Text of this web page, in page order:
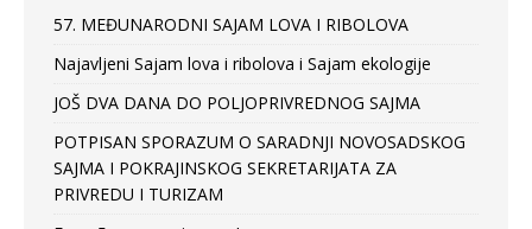
57. MEĐUNARODNI SAJAM LOVA I RIBOLOVA
Najavljeni Sajam lova i ribolova i Sajam ekologije
JOŠ DVA DANA DO POLJOPRIVREDNOG SAJMA
POTPISAN SPORAZUM O SARADNJI NOVOSADSKOG
SAJMA I POKRAJINSKOG SEKRETARIJATA ZA
PRIVREDU I TURIZAM